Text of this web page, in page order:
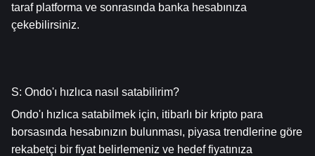
taraf platforma ve sonrasında banka hesabınıza
çekebilirsiniz.
S: Ondo'ı hızlıca nasıl satabilirim?
Ondo'ı hızlıca satabilmek için, itibarlı bir kripto para
borsasında hesabınızın bulunması, piyasa trendlerine göre
rekabetçi bir fiyat belirlemeniz ve hedef fiyatınıza